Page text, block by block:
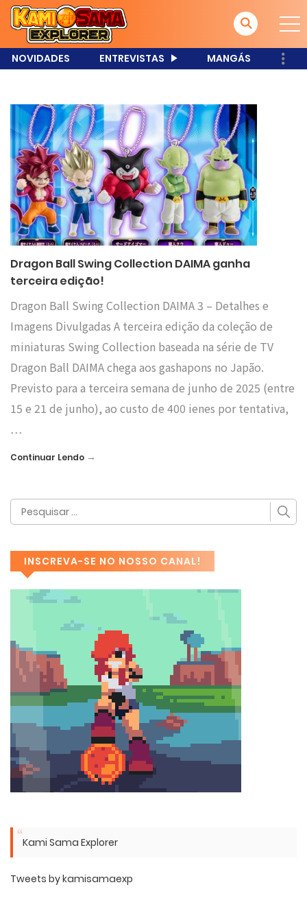
NOVIDADES ENTREVISTAS MANGÁS
Dragon Ball Swing Collection DAIMA ganha
terceira edição!
Dragon Ball Swing Collection DAIMA 3 – Detalhes e
Imagens Divulgadas A terceira edição da coleção de
miniaturas Swing Collection baseada na série de TV
Dragon Ball DAIMA chega aos gashapons no Japão.
Previsto para a terceira semana de junho de 2025 (entre
15 e 21 de junho), ao custo de 400 ienes por tentativa,
…
Continuar Lendo →
INSCREVA-SE NO NOSSO CANAL!
Kami Sama Explorer
Tweets by kamisamaexp